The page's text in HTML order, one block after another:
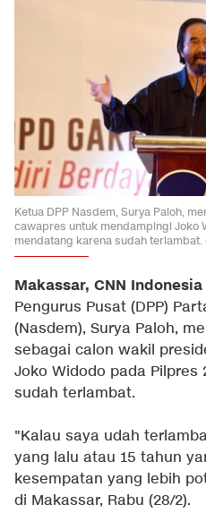
Ketua DPP Nasdem, Surya Paloh,
cawapres untuk mendampingi Joko
mendatang karena sudah terlambat.
Makassar, CNN Indonesia
Pengurus Pusat (DPP)
(Nasdem), Surya Paloh,
sebagai calon wakil
Joko Widodo pada Pilpres
sudah terlambat.
"Kalau saya udah
yang lalu atau 15 tahun
kesempatan yang lebih
di Makassar, Rabu (28/2).